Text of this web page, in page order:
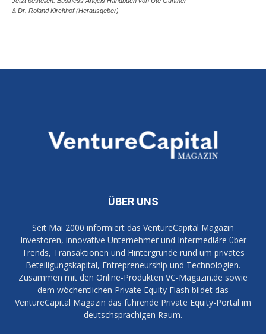
& Dr. Roland Kirchhof (Herausgeber)
ÜBER UNS
Seit Mai 2000 informiert das VentureCapital Magazin
Investoren, innovative Unternehmer und Intermediäre über
Trends, Transaktionen und Hintergründe rund um privates
Beteiligungskapital, Entrepreneurship und Technologien.
Zusammen mit den Online-Produkten VC-Magazin.de sowie
dem wöchentlichen Private Equity Flash bildet das
VentureCapital Magazin das führende Private Equity-Portal im
deutschsprachigen Raum.